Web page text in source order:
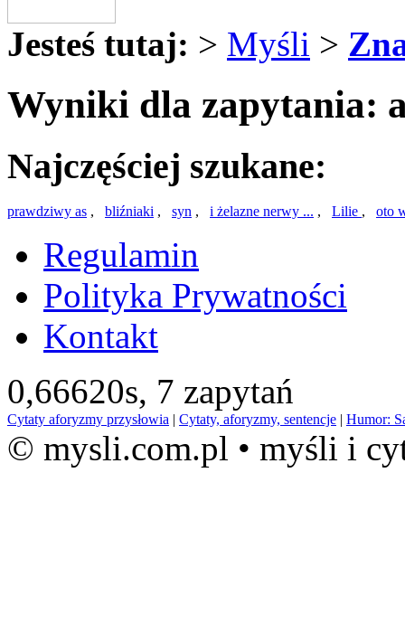
Jesteś tutaj: > Myśli >
Wyniki dla zapytania:
Najczęściej szukane:
prawdziwy as , bliźniaki , syn , i żelazne nerwy ... , Lilie , oto
Regulamin
Polityka Prywatności
Kontakt
0,66620s, 7 zapytań
Cytaty aforyzmy przysłowia | Cytaty, aforyzmy, sentencje | Humor:
© mysli.com.pl • myśli i